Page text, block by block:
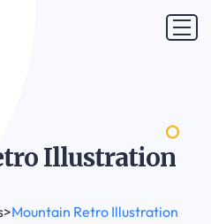
Illustration
>Mountain Retro Illustration